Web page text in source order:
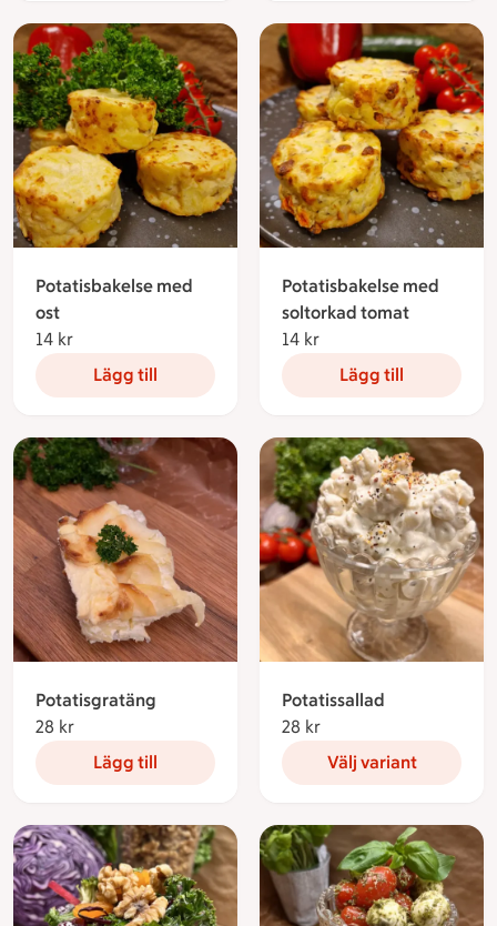
Potatisbakelse med
ost
14 kr
Lägg till
Potatisbakelse med
soltorkad tomat
14 kr
Lägg till
Potatisgratäng
28 kr
Lägg till
Potatissallad
28 kr
Välj variant